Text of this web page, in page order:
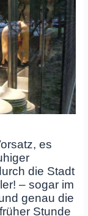
es
die Stadt
– sogar im
genau die
Stunde